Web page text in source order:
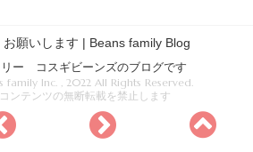
願いします | Beans family Blog
リー コスギビーンズのブログです
family Inc. , 2022 All Rights Reserved.
ンテンツの無断転載を禁止します